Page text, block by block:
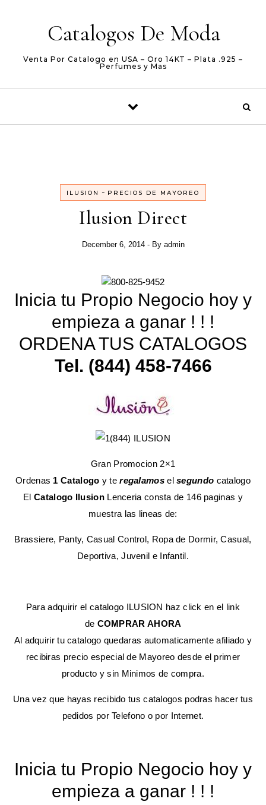
Catalogos De Moda
Venta Por Catalogo en USA – Oro 14KT – Plata .925 –
Perfumes y Mas
ILUSION - PRECIOS DE MAYOREO
Ilusion Direct
December 6, 2014 - By admin
Inicia tu Propio Negocio hoy y
empieza a ganar ! ! !
ORDENA TUS CATALOGOS
Tel. (844) 458-7466
Gran Promocion 2×1
Ordenas 1 Catalogo y teregalamoselsegundo catalogo
ElCatalogo IlusionLenceria consta de 146 paginas y
muestra las lineas de:
Brassiere, Panty, Casual Control, Ropa de Dormir, Casual,
Deportiva, Juvenil e Infantil.
Para adquirir el catalogo ILUSION haz click en el link
de COMPRAR AHORA
Al adquirir tu catalogo quedaras automaticamente afiliado y
recibiras precio especial de Mayoreo desde el primer
producto y sin Minimos de compra.
Una vez que hayas recibido tus catalogos podras hacer tus
pedidos por Telefono o por Internet.
Inicia tu Propio Negocio hoy y
empieza a ganar ! ! !